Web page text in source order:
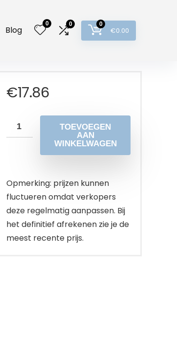
Blog
0 0 0
€0.00
€17.86
TOEVOEGEN
AAN
WINKELWAGEN
Opmerking: prijzen kunnen
fluctueren omdat verkopers
deze regelmatig aanpassen. Bij
het definitief afrekenen zie je de
meest recente prijs.